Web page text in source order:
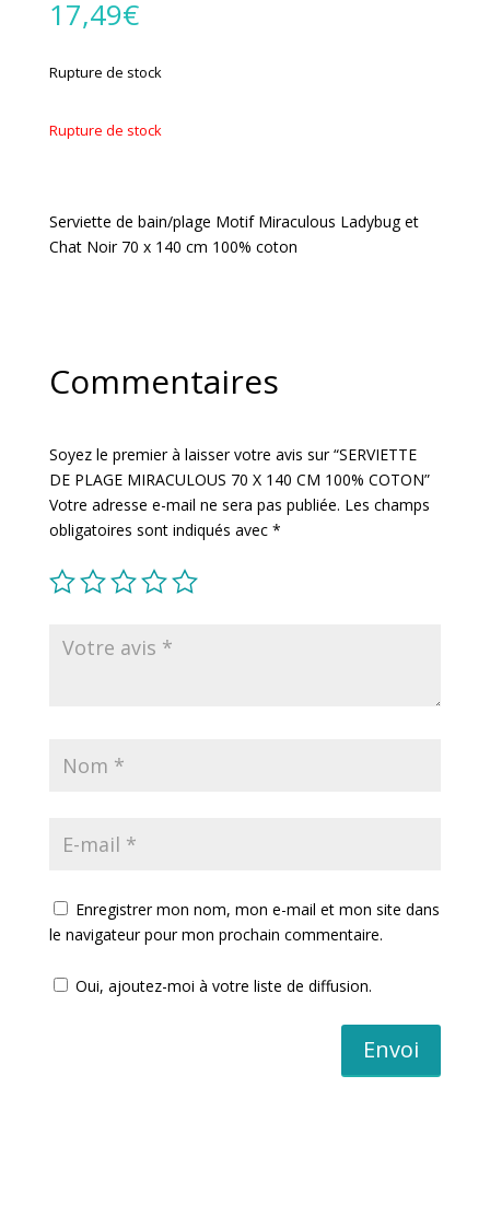
17,49€
Rupture de stock
Rupture de stock
Serviette de bain/plage Motif Miraculous Ladybug et
Chat Noir 70 x 140 cm 100% coton
Commentaires
Soyez le premier à laisser votre avis sur “SERVIETTE
DE PLAGE MIRACULOUS 70 X 140 CM 100% COTON”
Votre adresse e-mail ne sera pas publiée. Les champs
obligatoires sont indiqués avec *
Enregistrer mon nom, mon e-mail et mon site dans
le navigateur pour mon prochain commentaire.
Oui, ajoutez-moi à votre liste de diffusion.
Envoi